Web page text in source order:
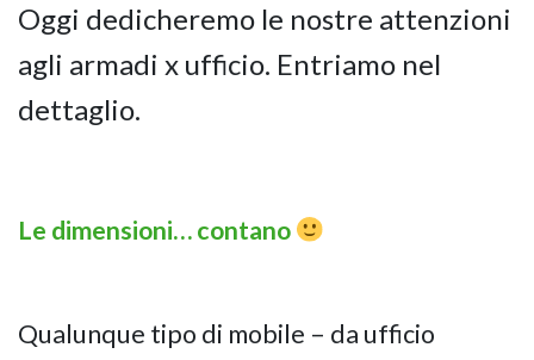
Oggi dedicheremo le nostre attenzioni
agli armadi x ufficio. Entriamo nel
dettaglio.
Le dimensioni… contano
Qualunque tipo di mobile – da ufficio